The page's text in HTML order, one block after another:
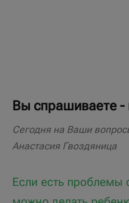
Вы спрашиваете
Сегодня на Ваши
Анастасия Гвоздяница
Если есть проблемы